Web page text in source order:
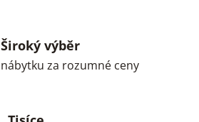
Široký výběr
nábytku za rozumné ceny